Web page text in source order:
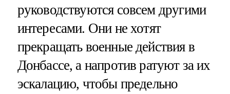
руководствуются совсем другими
интересами. Они не хотят
прекращать военные действия в
Донбассе, а напротив ратуют за их
эскалацию, чтобы предельно